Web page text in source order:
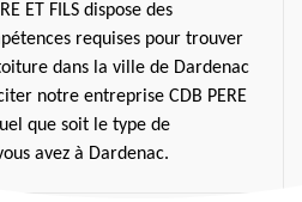
ET FILS dispose des
requises pour trouver
dans la ville de Dardenac
notre entreprise CDB PERE
que soit le type de
avez à Dardenac.